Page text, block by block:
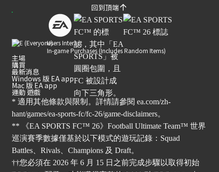
回到頂端
Users Interact
In-game Purchases (Includes Random Items)
主場
購買
最新消息
Windows 版 EA app
Mac 版 EA app
運動 遊戲
* 適用其他條款與限制。詳情請參閱 ea.com/zh-
hant/games/ea-sports-fc/fc-26/game-disclaimers。
** 《EA SPORTS FC™ 26》Football Ultimate Team™ 世界
巡演賽季數據僅基於以下模式的遊玩記錄：Squad
Battles、Rivals、Champions 及 Draft。
††您必須在 2026 年 6 月 15 日之前完成步驟以取得初始